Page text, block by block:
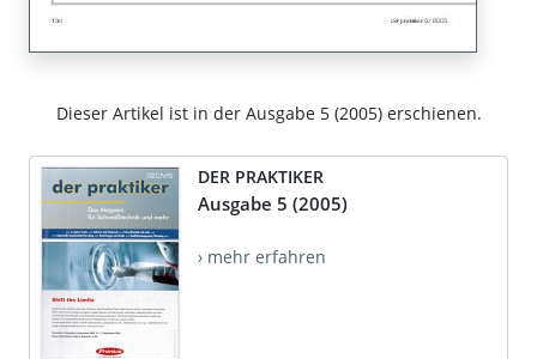
Dieser Artikel ist in der Ausgabe 5 (2005) erschienen.
DER PRAKTIKER
Ausgabe 5 (2005)
› mehr erfahren